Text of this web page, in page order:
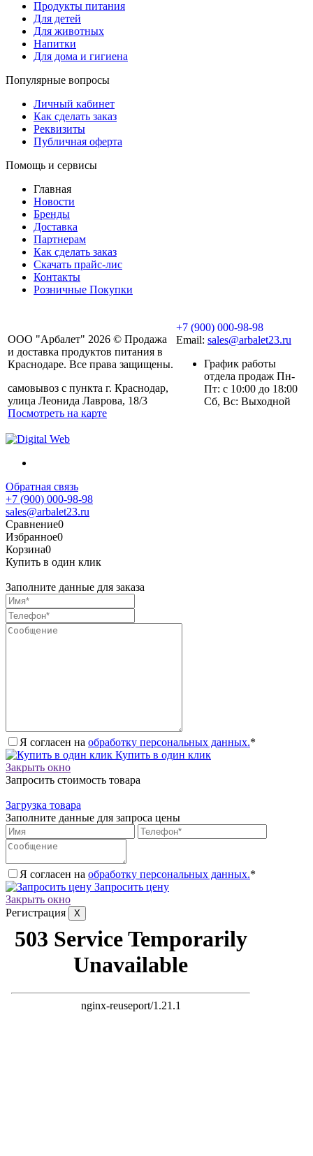
Продукты питания
Для детей
Для животных
Напитки
Для дома и гигиена
Популярные вопросы
Личный кабинет
Как сделать заказ
Реквизиты
Публичная оферта
Помощь и сервисы
Главная
Новости
Бренды
Доставка
Партнерам
Как сделать заказ
Скачать прайс-лис
Контакты
Розничные Покупки
ООО "Арбалет" 2026 © Продажа
и доставка продуктов питания в
Краснодаре. Все права защищены.
самовывоз с пункта г. Краснодар,
улица Леонида Лаврова, 18/3
Посмотреть на карте
+7 (900) 000-98-98
Email: sales@arbalet23.ru
График работы
отдела продаж Пн-
Пт: с 10:00 до 18:00
Сб, Вс: Выходной
Обратная связь
+7 (900) 000-98-98
sales@arbalet23.ru
Сравнение0
Избранное0
Корзина0
Купить в один клик
Заполните данные для заказа
Я согласен на обработку персональных данных.*
Купить в один клик
Закрыть окно
Запросить стоимость товара
Загрузка товара
Заполните данные для запроса цены
Я согласен на обработку персональных данных.*
Запросить цену
Закрыть окно
Регистрация
X